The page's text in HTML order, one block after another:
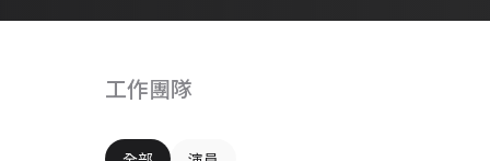
工作團隊